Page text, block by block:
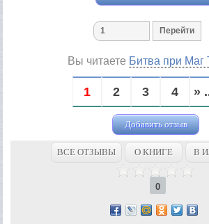
Вы читаете Битва при Маг
1 2 3 4 »
Добавить отзыв
ВСЕ ОТЗЫВЫ О КНИГЕ В
0